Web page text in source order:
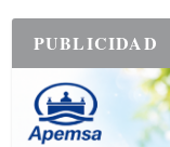
PUBLICIDAD